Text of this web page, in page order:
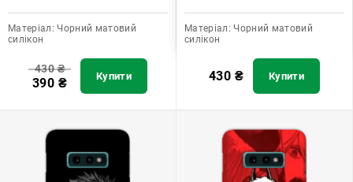
Матеріал: Чорний матовий
силікон
430₴
390 ₴ Купити
Матеріал: Чорний матовий
силікон
430 ₴ Купити